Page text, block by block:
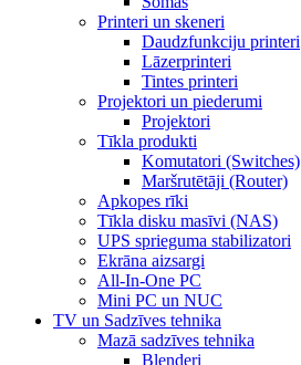
Printeri un skeneri
Daudzfunkciju printeri
Lāzerprinteri
Tintes printeri
Projektori un piederumi
Projektori
Tīkla produkti
Komutatori (Switches)
Maršrutētāji (Router)
Apkopes rīki
Tīkla disku masīvi (NAS)
UPS sprieguma stabilizatori
Ekrāna aizsargi
All-In-One PC
Mini PC un NUC
TV un Sadzīves tehnika
Mazā sadzīves tehnika
Blenderi